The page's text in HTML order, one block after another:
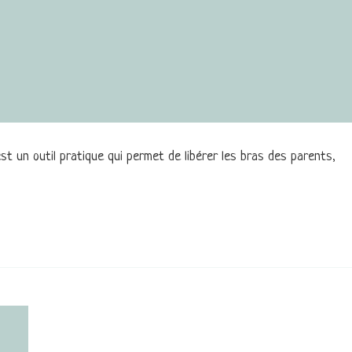
un outil pratique qui permet de libérer les bras des parents,